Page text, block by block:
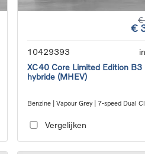
€
€
10429393
XC40 Core Limited Edition B3
hybride (MHEV)
Benzine | Vapour Grey | 7-speed Dual
Vergelijken